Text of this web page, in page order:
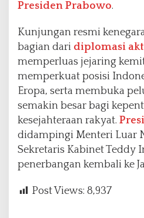
Presiden Prabowo.
Kunjungan resmi
bagian dari diplomasi
memperluas jejaring
memperkuat posisi
Eropa, serta membuka
semakin besar bagi
kesejahteraan rakyat.
didampingi Menteri Luar
Sekretaris Kabinet Teddy
penerbangan kembali ke
Post Views: 8,937